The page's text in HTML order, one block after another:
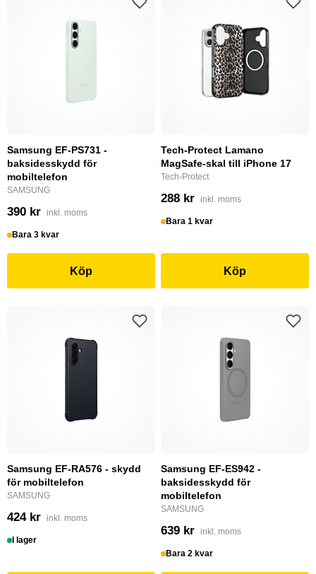
Samsung EF-PS731 -
baksidesskydd för
mobiltelefon
SAMSUNG
390 kr inkl. moms
Bara 3 kvar
Köp
Tech-Protect Lamano
MagSafe-skal till iPhone 17
Tech-Protect
288 kr inkl. moms
Bara 1 kvar
Köp
Samsung EF-RA576 - skydd
för mobiltelefon
SAMSUNG
424 kr inkl. moms
I lager
Samsung EF-ES942 -
baksidesskydd för
mobiltelefon
SAMSUNG
639 kr inkl. moms
Bara 2 kvar